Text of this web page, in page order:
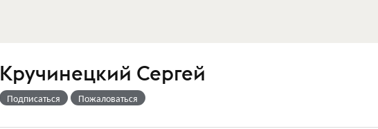
Кручинецкий Сергей
Подписаться Пожаловаться